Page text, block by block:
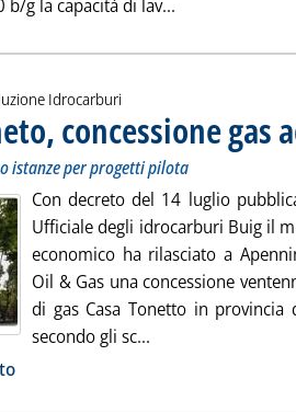
g la capacità di lav...
Idrocarburi
concessione gas
istanze per progetti pilota
Con decreto del 14 luglio
Ufficiale degli idrocarburi Buig il
economico ha rilasciato a
Oil & Gas una concessione
di gas Casa Tonetto in provincia
secondo gli sc...
notizia